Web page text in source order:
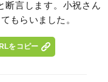
断言します。小祝さん
もらいました。
をコピー